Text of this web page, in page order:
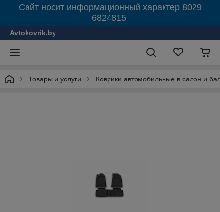
Сайт носит информационный характер 8029
6824815
Avtokovrik.by
Товары и услуги Коврики автомобильные в салон и